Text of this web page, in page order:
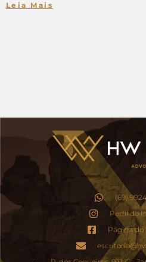
Leia Mais
(69)
Perfil do
Página do